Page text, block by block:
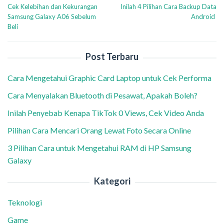
pos
Cek Kelebihan dan Kekurangan
Samsung Galaxy A06 Sebelum
Beli
Inilah 4 Pilihan Cara Backup Data
Android
Post Terbaru
Cara Mengetahui Graphic Card Laptop untuk Cek Performa
Cara Menyalakan Bluetooth di Pesawat, Apakah Boleh?
Inilah Penyebab Kenapa TikTok 0 Views, Cek Video Anda
Pilihan Cara Mencari Orang Lewat Foto Secara Online
3 Pilihan Cara untuk Mengetahui RAM di HP Samsung
Galaxy
Kategori
Teknologi
Game